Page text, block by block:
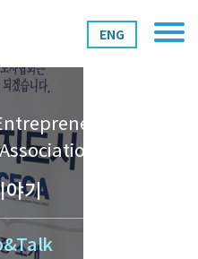
ENG
야기